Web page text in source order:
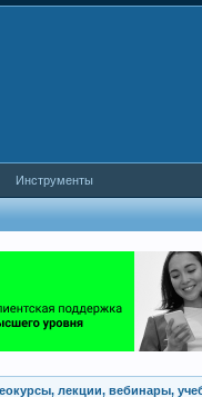
лекции, вебинары,
Инструменты